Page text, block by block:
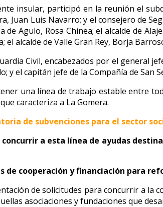
insular, participó en la reunión el
Juan Luis Navarro; y el consejero de
Agulo, Rosa Chinea; el alcalde de
el alcalde de Valle Gran Rey, Borja
Civil, encabezados por el general
y el capitán jefe de la Compañía de San
una línea de trabajo estable entre
caracteriza a La Gomera.
de subvenciones para el sector
a esta línea de ayudas
de cooperación y financiación para
de solicitudes para concurrir a
asociaciones y fundaciones que